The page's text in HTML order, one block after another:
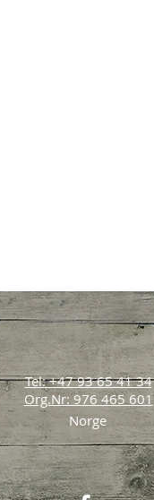
Tel: +47 93 65 41 34
Org.Nr: 976 465 601
Norge